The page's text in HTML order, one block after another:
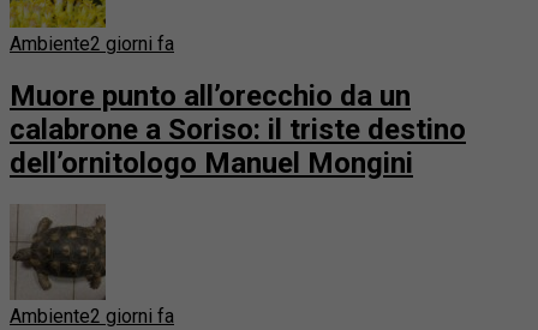
Ambiente2 giorni fa
Muore punto all’orecchio da un
calabrone a Soriso: il triste destino
dell’ornitologo Manuel Mongini
Ambiente2 giorni fa